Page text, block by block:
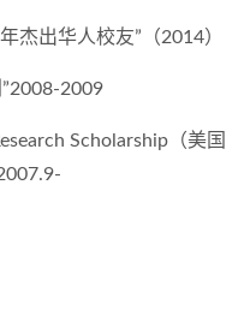
杰出华人校友”（2014）
2009
Scholarship（美国